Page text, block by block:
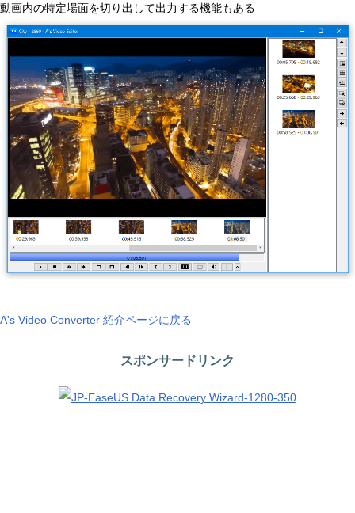
動画内の特定場面を切り出して出力する機能もある
A's Video Converter 紹介ページに戻る
スポンサードリンク